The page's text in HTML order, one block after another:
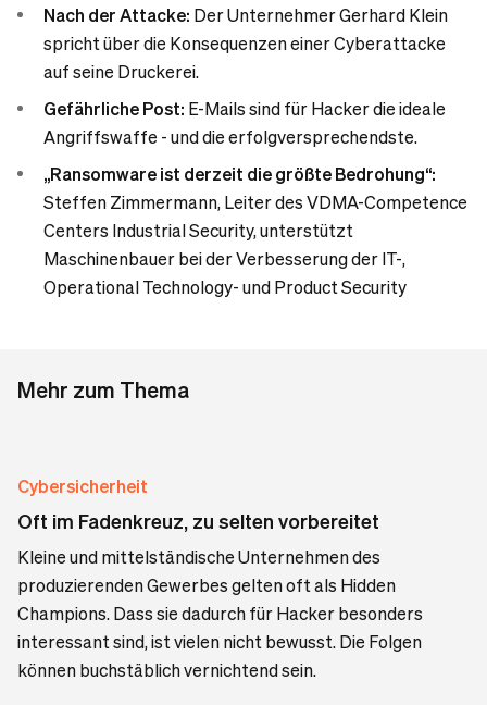
Nach der Attacke: Der Unternehmer Gerhard Klein
spricht über die Konsequenzen einer Cyberattacke
auf seine Druckerei.
Gefährliche Post: E-Mails sind für Hacker die ideale
Angriffswaffe - und die erfolgversprechendste.
„Ransomware ist derzeit die größte Bedrohung“:
Steffen Zimmermann, Leiter des VDMA-Competence
Centers Industrial Security, unterstützt
Maschinenbauer bei der Verbesserung der IT-,
Operational Technology- und Product Security
Mehr zum Thema
Cybersicherheit
Oft im Fadenkreuz, zu selten vorbereitet
Kleine und mittelständische Unternehmen des
produzierenden Gewerbes gelten oft als Hidden
Champions. Dass sie dadurch für Hacker besonders
interessant sind, ist vielen nicht bewusst. Die Folgen
können buchstäblich vernichtend sein.